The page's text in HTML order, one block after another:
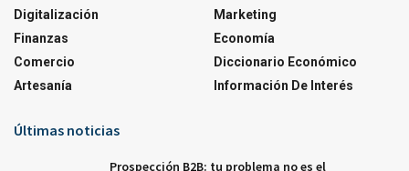
Digitalización
Finanzas
Comercio
Artesanía
Marketing
Economía
Diccionario Económico
Información De Interés
Últimas noticias
Prospección B2B: tu problema no es el